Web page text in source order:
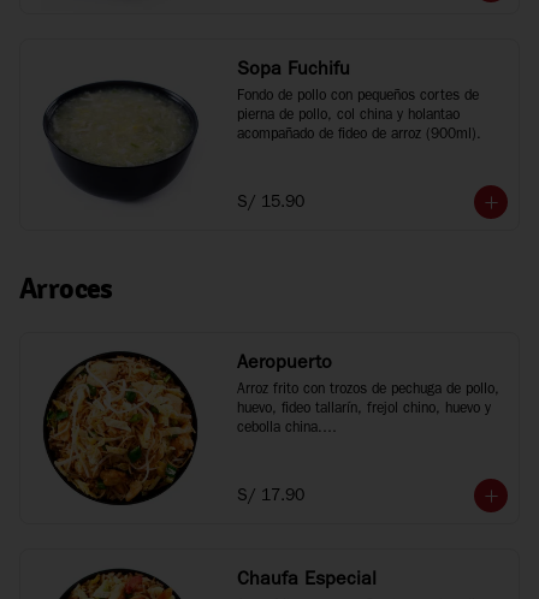
Sopa Fuchifu
Fondo de pollo con pequeños cortes de
pierna de pollo, col china y holantao
acompañado de fideo de arroz (900ml).
S/ 15.90
Arroces
Aeropuerto
Arroz frito con trozos de pechuga de pollo,
huevo, fideo tallarín, frejol chino, huevo y
cebolla china.
*Fotos referenciales
S/ 17.90
Chaufa Especial